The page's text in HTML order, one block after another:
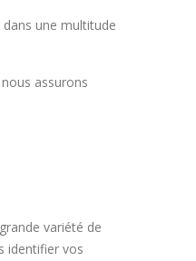
une multitude
assurons
variété de
identifier vos